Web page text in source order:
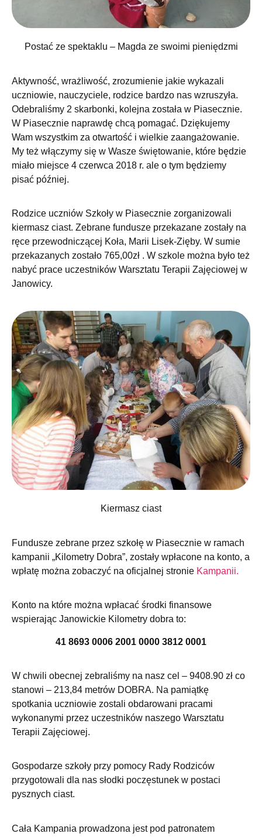
Postać ze spektaklu – Magda ze swoimi pieniędzmi
Aktywność, wrażliwość, zrozumienie jakie wykazali
uczniowie, nauczyciele, rodzice bardzo nas wzruszyła.
Odebraliśmy 2 skarbonki, kolejna została w Piasecznie.
W Piasecznie naprawdę chcą pomagać. Dziękujemy
Wam wszystkim za otwartość i wielkie zaangażowanie.
My też włączymy się w Wasze świętowanie, które będzie
miało miejsce 4 czerwca 2018 r. ale o tym będziemy
pisać później.
Rodzice uczniów Szkoły w Piasecznie zorganizowali
kiermasz ciast. Zebrane fundusze przekazane zostały na
ręce przewodniczącej Koła, Marii Lisek-Zięby. W sumie
przekazanych zostało 765,00zł . W szkole można było też
nabyć prace uczestników Warsztatu Terapii Zajęciowej w
Janowicy.
Kiermasz ciast
Fundusze zebrane przez szkołę w Piasecznie w ramach
kampanii „Kilometry Dobra”, zostały wpłacone na konto, a
wpłatę można zobaczyć na oficjalnej stronie Kampanii.
Konto na które można wpłacać środki finansowe
wspierając Janowickie Kilometry dobra to:
41 8693 0006 2001 0000 3812 0001
W chwili obecnej zebraliśmy na nasz cel – 9408.90 zł co
stanowi – 213,84 metrów DOBRA. Na pamiątkę
spotkania uczniowie zostali obdarowani pracami
wykonanymi przez uczestników naszego Warsztatu
Terapii Zajęciowej.
Gospodarze szkoły przy pomocy Rady Rodziców
przygotowali dla nas słodki poczęstunek w postaci
pysznych ciast.
Cała Kampania prowadzona jest pod patronatem